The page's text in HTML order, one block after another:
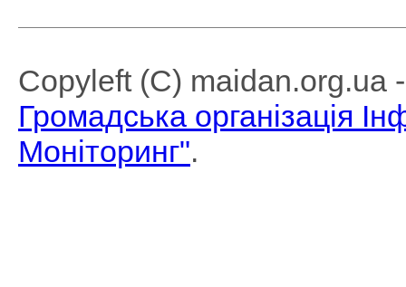
Copyleft (C) maidan.org.ua
Громадська організація
Моніторинг".